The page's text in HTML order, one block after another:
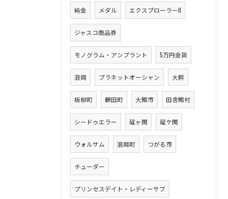
純金 メダル エクスプローラーII
ジャスコ商品券
モノグラム・アンプラント 5万円金貨
浪岡 プラネットオーシャン 大鰐
板柳町 鶴田町 大館市 田舎館村
シードゥエラー 碇ヶ関 碇ケ関
ウォルサム 浪岡町 つがる市
チューダー
プリンセスデイト・レディーサブ